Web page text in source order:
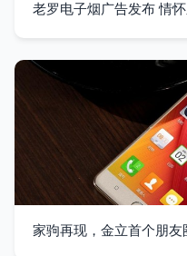
老罗电子烟广告发布 情
家驹再现，金立首个朋